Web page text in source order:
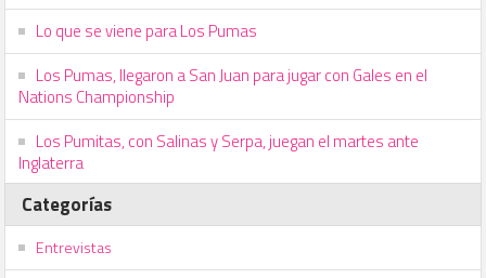
Lo que se viene para Los Pumas
Los Pumas, llegaron a San Juan para jugar con Gales en el
Nations Championship
Los Pumitas, con Salinas y Serpa, juegan el martes ante
Inglaterra
Categorías
Entrevistas